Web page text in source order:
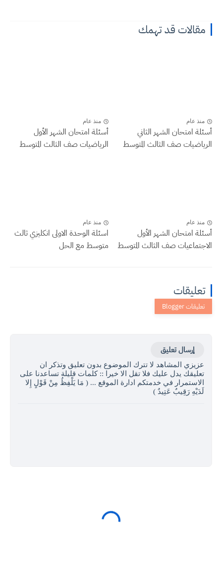
مقالات قد تهمك
منذ عام
أسئلة امتحان الشهر الثاني
الرياضيات صف الثالث المتوسط
منذ عام
أسئلة امتحان الشهر الأول
الرياضيات صف الثالث المتوسط
منذ عام
أسئلة امتحان الشهر الأول
الاجتماعيات صف الثالث المتوسط
منذ عام
اسئلة الوحدة الاولى انكليزي ثالث
متوسط مع الحل
تعليقات
إرسال تعليق
عزيزي المشاهد لا تترك الموضوع بدون تعليق وتذكر ان
تعليقك يدل عليك فلا تقل الا خيرا :: كلمات قليلة تساعدنا على
الاستمرار في خدمتكم ادارة الموقع ... ( مَا يَلْفِظُ مِنْ قَوْلٍ إِلا
لَدَيْهِ رَقِيبٌ عَتِيدٌ )